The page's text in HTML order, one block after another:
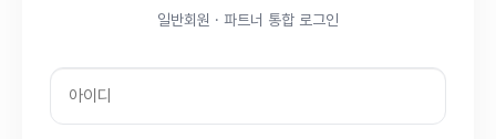
일반회원 · 파트너 통합 로그인